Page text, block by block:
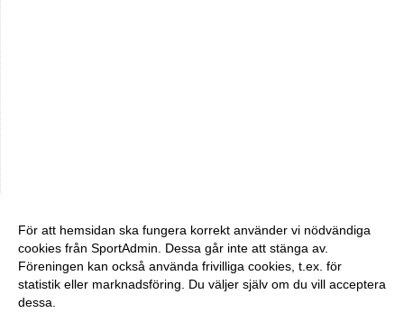
För att hemsidan ska fungera korrekt använder vi nödvändiga
cookies från SportAdmin. Dessa går inte att stänga av.
Föreningen kan också använda frivilliga cookies, t.ex. för
statistik eller marknadsföring. Du väljer själv om du vill acceptera
dessa.